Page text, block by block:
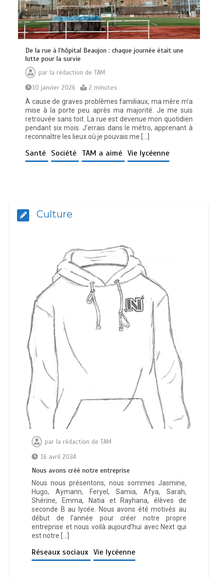
De la rue à l’hôpital Beaujon : chaque journée était une
lutte pour la survie
par la rédaction de TAM
10 janvier 2026
2 minutes
À cause de graves problèmes familiaux, ma mère m’a
mise à la porte peu après ma majorité. Je me suis
retrouvée sans toit. La rue est devenue mon quotidien
pendant six mois. J’errais dans le métro, apprenant à
reconnaître les lieux où je pouvais me […]
Santé Société TAM a aimé Vie lycéenne
Culture
par la rédaction de TAM
16 avril 2024
Nous avons créé notre entreprise
Nous nous présentons, nous sommes Jasmine,
Hugo, Aymann, Feryel, Samia, Afya, Sarah,
Shérine, Emma, Natia et Rayhana, élèves de
seconde B au lycée. Nous avons été motivés au
début de l’année pour créer notre propre
entreprise et nous voilà aujourd’hui avec Next qui
est notre […]
Réseaux sociaux Vie lycéenne